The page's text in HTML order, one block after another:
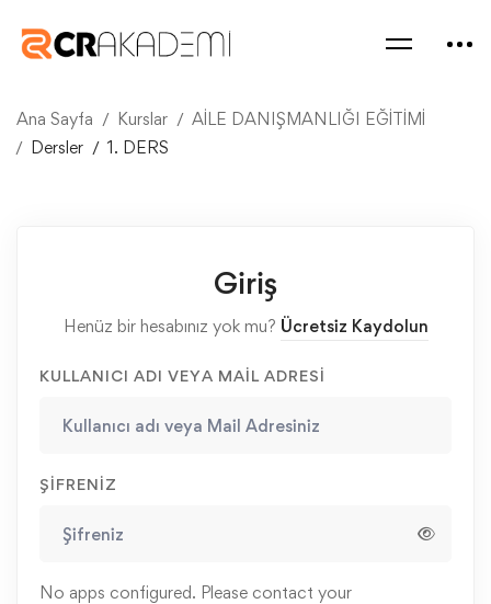
Ana Sayfa Kurslar
AİLE DANIŞMANLIĞI EĞİTİMİ
Dersler
1. DERS
Giriş
Henüz bir hesabınız yok mu? Ücretsiz Kaydolun
KULLANICI ADI VEYA MAIL ADRESI
ŞIFRENIZ
No apps configured. Please contact your